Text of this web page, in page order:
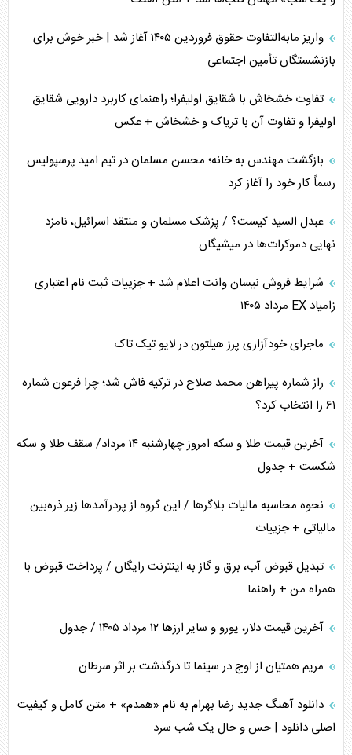
اربعین، کابوس مشترک تل‌آویو-واشنگتن
برنامه هفتم توسعه در نقطه کور سیاستگذاری
کنوانسیون دریای خزر در راستای منافع ملی است؟
اوکراین بازوی مخرب آمریکا در غرب آسیا
اهمیت راهبردی اردن برای آمریکا
پیام، ظرفیت بالفعل‌نشده تجارت ایران
همسویی عربستان با سنتکام علیه متحدان ایران
واریز مابه‌التفاوت حقوق فروردین ۱۴۰۵ آغاز شد | خبر خوش برای
بازنشستگان تأمین اجتماعی
تفاوت خشخاش با شقایق اولیفرا؛ راهنمای کاربرد دارویی شقایق
اولیفرا و تفاوت آن با تریاک و خشخاش + عکس
بازگشت مهندس به خانه؛ محسن مسلمان در تیم امید پرسپولیس
رسماً کار خود را آغاز کرد
عبدل السید کیست؟ / پزشک مسلمان و منتقد اسرائیل، نامزد
نهایی دموکرات‌ها در میشیگان
شرایط فروش نیسان وانت اعلام شد + جزییات ثبت نام اعتباری
زامیاد EX مرداد ۱۴۰۵
ماجرای خودآزاری پرز هیلتون در لایو تیک تاک
راز شماره پیراهن محمد صلاح در ترکیه فاش شد؛ چرا فرعون شماره
۶۱ را انتخاب کرد؟
آخرین قیمت طلا و سکه امروز چهارشنبه ۱۴ مرداد/ سقف طلا و سکه
شکست + جدول
نحوه محاسبه مالیات بلاگر‌ها / این گروه از پردرآمد‌ها زیر ذره‌بین
مالیاتی + جزییات
تبدیل قبوض آب، برق و گاز به اینترنت رایگان / پرداخت قبوض با
همراه من + راهنما
آخرین قیمت دلار، یورو و سایر ارز‌ها ۱۲ مرداد ۱۴۰۵ / جدول
مریم همتیان از اوج در سینما تا درگذشت بر اثر سرطان
دانلود آهنگ جدید رضا بهرام به نام «همدم» + متن کامل و کیفیت
اصلی دانلود | حس و حال یک شب سرد